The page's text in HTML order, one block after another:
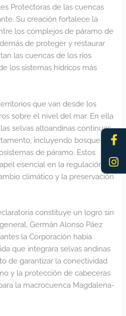
f
Protectoras de las cuencas
Su creación fortalece la
los complejos de páramo de
de proteger y restaurar
las cuencas de los ríos
los sistemas hídricos más
que van desde los
sobre el nivel del mar. En ella
selvas altoandinas continuas
incluyendo bosques
de páramo. Estos
esencial en la regulación
climático y la preservación
constituye un logro sin
Germán Alonso Páez
la Corporación había
que integrara selvas andinas
de garantizar la conectividad
y la protección de cabeceras
la macrocuenca Magdalena-